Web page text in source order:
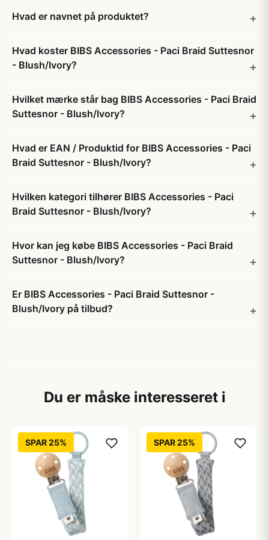
Hvad er navnet på produktet?
Hvad koster BIBS Accessories - Paci Braid Suttesnor
- Blush/Ivory?
Hvilket mærke står bag BIBS Accessories - Paci Braid
Suttesnor - Blush/Ivory?
Hvad er EAN / Produktid for BIBS Accessories - Paci
Braid Suttesnor - Blush/Ivory?
Hvilken kategori tilhører BIBS Accessories - Paci
Braid Suttesnor - Blush/Ivory?
Hvor kan jeg købe BIBS Accessories - Paci Braid
Suttesnor - Blush/Ivory?
Er BIBS Accessories - Paci Braid Suttesnor -
Blush/Ivory på tilbud?
Du er måske interesseret i
SPAR 25% SPAR 25%